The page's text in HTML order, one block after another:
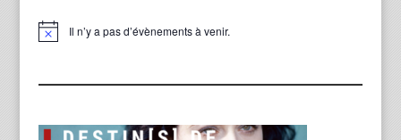
Notice Il n’y a pas d’évènements à venir.